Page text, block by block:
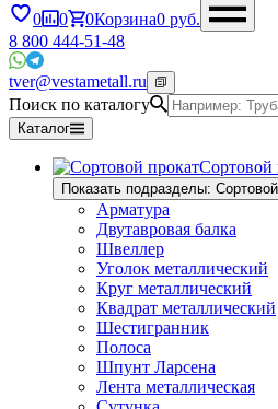
0 0 0Корзина0 руб.
8 800 444-51-48
tver@vestametall.ru
Поиск по каталогу
Каталог
Сортовой
Показать подразделы:
Арматура
Двутавровая балка
Швеллер
Уголок металлический
Круг металлический
Квадрат металлический
Шестигранник
Полоса
Шпунт Ларсена
Лента металлическая